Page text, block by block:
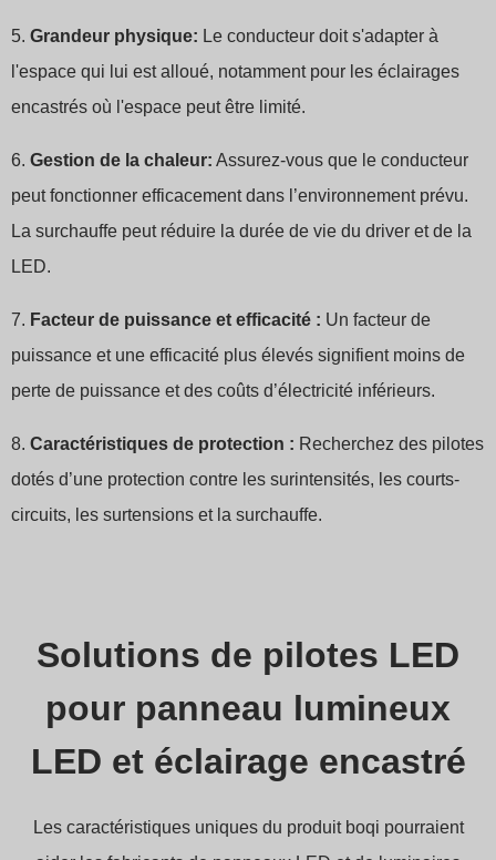
5. Grandeur physique: Le conducteur doit s'adapter à
l'espace qui lui est alloué, notamment pour les éclairages
encastrés où l'espace peut être limité.
6. Gestion de la chaleur: Assurez-vous que le conducteur
peut fonctionner efficacement dans l’environnement prévu.
La surchauffe peut réduire la durée de vie du driver et de la
LED.
7. Facteur de puissance et efficacité : Un facteur de
puissance et une efficacité plus élevés signifient moins de
perte de puissance et des coûts d’électricité inférieurs.
8. Caractéristiques de protection : Recherchez des pilotes
dotés d’une protection contre les surintensités, les courts-
circuits, les surtensions et la surchauffe.
Solutions de pilotes LED
pour panneau lumineux
LED et éclairage encastré
Les caractéristiques uniques du produit boqi pourraient